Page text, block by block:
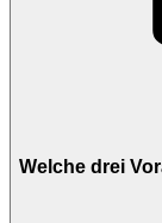
Welche drei